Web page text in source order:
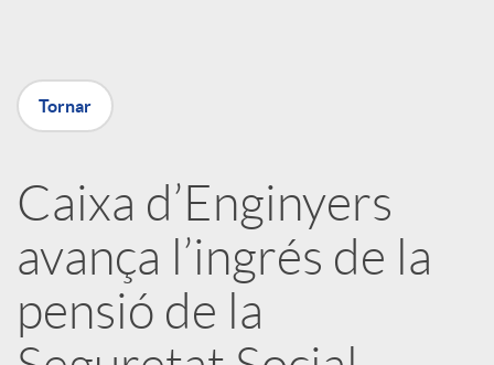
X
r
x
Tornar
Caixa d’Enginyers
avança l’ingrés de la
pensió de la